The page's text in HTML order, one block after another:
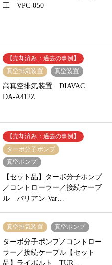
工 VPC-050
【売却済み：過去の事例】
真空排気装置
真空装置
高真空排気装置 DIAVAC
DA-A412Z
【売却済み：過去の事例】
ターボ分子ポンプ
真空ポンプ
【セット品】ターボ分子ポンプ
／コントローラー／接続ケーブ
ル バリアン-Var…
真空排気装置 真空ポンプ
ターボ分子ポンプ／コントロー
ラー／接続ケーブル【セット
品】ライボルト TUR…